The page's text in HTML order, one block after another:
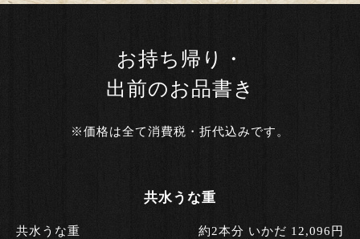
お持ち帰り・
出前のお品書き
※価格は全て消費税・折代込みです。
共水うな重
共水うな重
約2本分 いかだ 12,096円